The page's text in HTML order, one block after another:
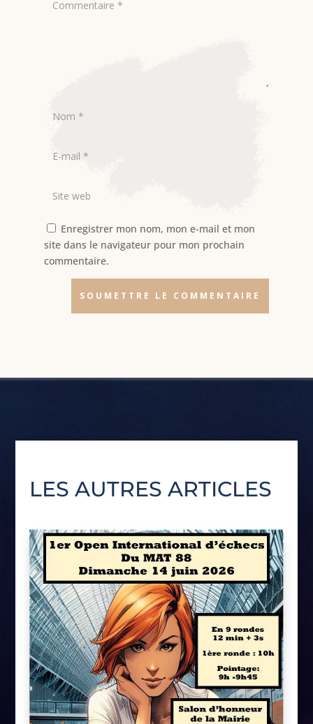
Enregistrer mon nom, mon e-mail et mon
site dans le navigateur pour mon prochain
commentaire.
SOUMETTRE LE COMMENTAIRE
LES AUTRES ARTICLES